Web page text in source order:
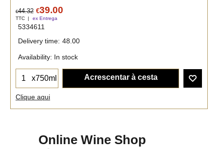
€44.32 €39.00
TTC ex Entrega
5334611
Delivery time: 48.00
Availability: In stock
x750ml Acrescentar à cesta
Clique aqui
Online Wine Shop